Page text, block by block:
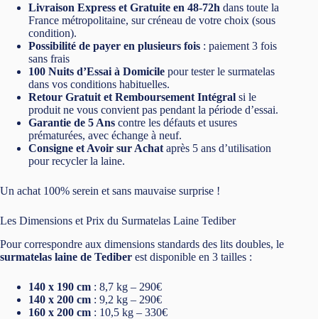
Livraison Express et Gratuite en 48-72h dans toute la
France métropolitaine, sur créneau de votre choix (sous
condition).
Possibilité de payer en plusieurs fois : paiement 3 fois
sans frais
100 Nuits d’Essai à Domicile pour tester le surmatelas
dans vos conditions habituelles.
Retour Gratuit et Remboursement Intégral si le
produit ne vous convient pas pendant la période d’essai.
Garantie de 5 Ans contre les défauts et usures
prématurées, avec échange à neuf.
Consigne et Avoir sur Achat après 5 ans d’utilisation
pour recycler la laine.
Un achat 100% serein et sans mauvaise surprise !
Les Dimensions et Prix du Surmatelas Laine Tediber
Pour correspondre aux dimensions standards des lits doubles, le
surmatelas laine de Tediber est disponible en 3 tailles :
140 x 190 cm : 8,7 kg – 290€
140 x 200 cm : 9,2 kg – 290€
160 x 200 cm : 10,5 kg – 330€